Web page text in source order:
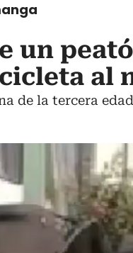
un
al
de la tercera